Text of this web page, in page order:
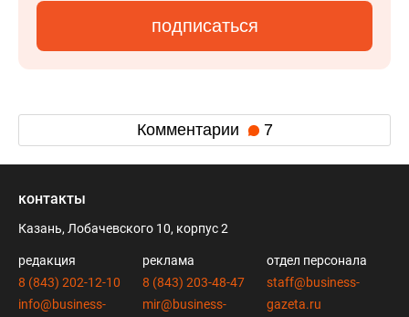
подписаться
Комментарии 7
контакты
Казань, Лобачевского 10, корпус 2
редакция
8 (843) 202-12-10
info@business-
реклама
8 (843) 203-48-47
mir@business-
отдел персонала
staff@business-
gazeta.ru